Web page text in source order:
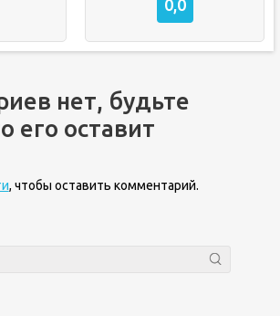
0,0
нет, будьте
его оставит
, чтобы оставить комментарий.